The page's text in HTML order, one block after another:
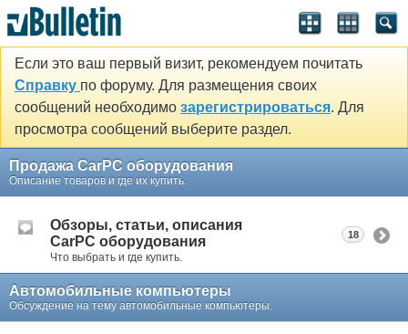
Если это ваш первый визит, рекомендуем почитать
Справку по форуму. Для размещения своих
сообщений необходимо зарегистрироваться. Для
просмотра сообщений выберите раздел.
Продажа CarPC оборудования
Описание товаров и где их купить.
Обзоры, статьи, описания
CarPC оборудования
Что выбрать и где купить.
18
Автомобильные компьютеры
Обсуждение на тему автомобильные компьютеры.